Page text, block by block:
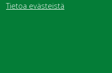
Tietoa evästeistä